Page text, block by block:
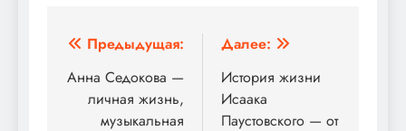
Навигация
по
записям
Предыдущая:
Анна Седокова —
личная жизнь,
музыкальная
Далее:
История жизни
Исаака
Паустовского — от